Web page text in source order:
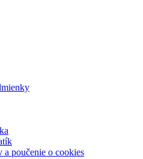
a poučenie o cookies